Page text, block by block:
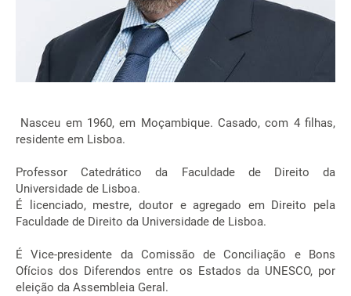
Nasceu em 1960, em Moçambique. Casado, com 4 filhas,
residente em Lisboa.
Professor Catedrático da Faculdade de Direito da
Universidade de Lisboa.
É licenciado, mestre, doutor e agregado em Direito pela
Faculdade de Direito da Universidade de Lisboa.
É Vice-presidente da Comissão de Conciliação e Bons
Ofícios dos Diferendos entre os Estados da UNESCO, por
eleição da Assembleia Geral.